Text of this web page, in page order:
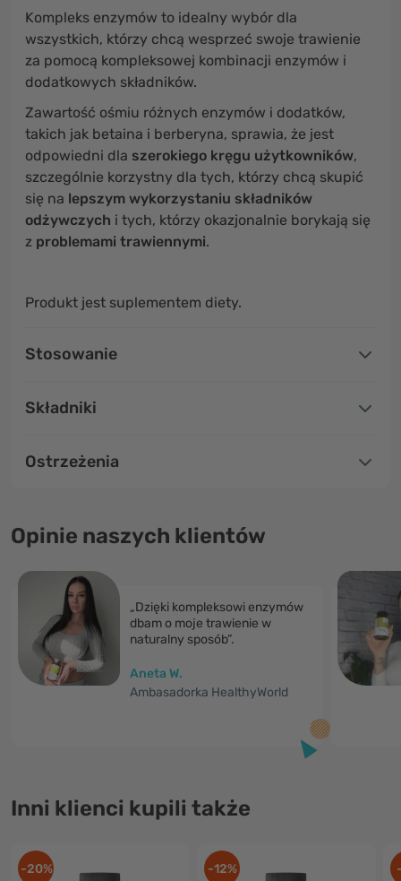
Kompleks enzymów to idealny wybór dla
wszystkich, którzy chcą wesprzeć swoje trawienie
za pomocą kompleksowej kombinacji enzymów i
dodatkowych składników.
Zawartość ośmiu różnych enzymów i dodatków,
takich jak betaina i berberyna, sprawia, że jest
odpowiedni dla szerokiego kręgu użytkowników,
szczególnie korzystny dla tych, którzy chcą skupić
się na lepszym wykorzystaniu składników
odżywczych i tych, którzy okazjonalnie borykają się
z problemami trawiennymi.
Produkt jest suplementem diety.
Stosowanie
Składniki
Ostrzeżenia
Opinie naszych klientów
„Dzięki kompleksowi enzymów
dbam o moje trawienie w
naturalny sposób”.
Aneta W.
Ambasadorka HealthyWorld
Inni klienci kupili także
-20% -12%